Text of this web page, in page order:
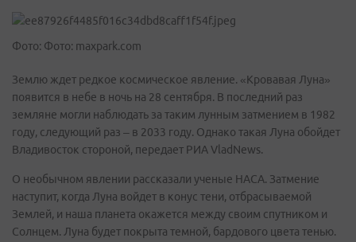
Фото: Фото: maxpark.com
Землю ждет редкое космическое явление. «Кровавая Луна»
появится в небе в ночь на 28 сентября. В последний раз
земляне могли наблюдать за таким лунным затмением в 1982
году, следующий раз – в 2033 году. Однако такая Луна обойдет
Владивосток стороной, передает РИА VladNews.
О необычном явлении рассказали ученые НАСА. Затмение
наступит, когда Луна войдет в конус тени, отбрасываемой
Землей, и наша планета окажется между своим спутником и
Солнцем. Луна будет покрыта темной, бардового цвета тенью.